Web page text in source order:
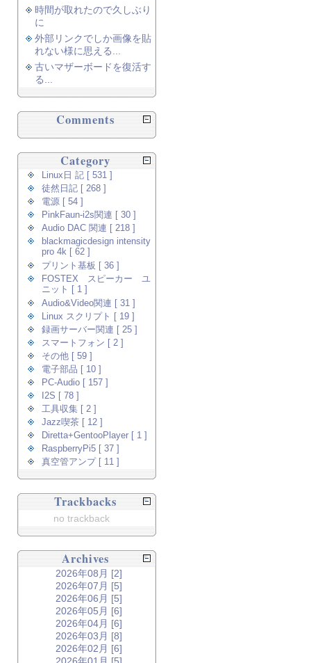
時間が取れたので久しぶり
に
外部リンクでしか画像を貼
れない様に思える...
古いマザーボードを復活す
る...
Comments
Category
Linux日 記 [ 531 ]
徒然日記 [ 268 ]
電源 [ 54 ]
PinkFaun-i2s関連 [ 30 ]
Audio DAC 関連 [ 218 ]
blackmagicdesign intensity
pro 4k [ 62 ]
プリント基板 [ 36 ]
FOSTEX スピーカー ユ
ニット [ 1 ]
Audio&Video関連 [ 31 ]
Linux スクリプト [ 19 ]
録画サーバー関連 [ 25 ]
スマートフォン [ 2 ]
その他 [ 59 ]
電子部品 [ 10 ]
PC-Audio [ 157 ]
I2S [ 78 ]
工具収集 [ 2 ]
Jazz喫茶 [ 12 ]
Diretta+GentooPlayer [ 1 ]
RaspberryPi5 [ 37 ]
真空管アンプ [ 11 ]
Trackbacks
no trackback
Archives
2026年08月 [2]
2026年07月 [5]
2026年06月 [5]
2026年05月 [6]
2026年04月 [6]
2026年03月 [8]
2026年02月 [6]